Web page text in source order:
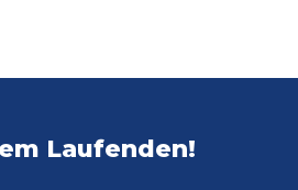
Laufenden!